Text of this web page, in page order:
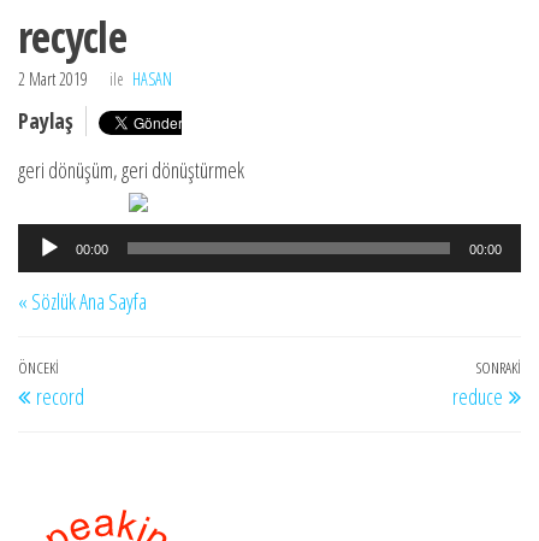
sitesi
recycle
2 Mart 2019 ile HASAN
Paylaş
geri dönüşüm, geri dönüştürmek
Ses
oynatıcı
00:00 00:00
« Sözlük Ana Sayfa
Yazı
gezinmesi
Önceki
Yazı
ÖNCEKI
record
SONRAKI
reduce